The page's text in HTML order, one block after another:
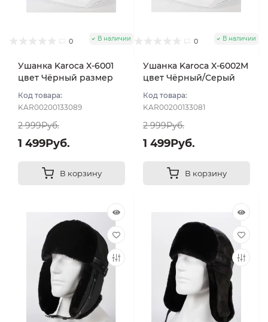
0 В наличии
Ушанка Karoca X-6001
цвет Чёрный размер
Код товара:
KAR00200133089
2 999Руб.
1 499Руб.
В корзину
0 В наличии
Ушанка Karoca X-6002M
цвет Чёрный/Серый
Код товара:
KAR00200133081
2 999Руб.
1 499Руб.
В корзину